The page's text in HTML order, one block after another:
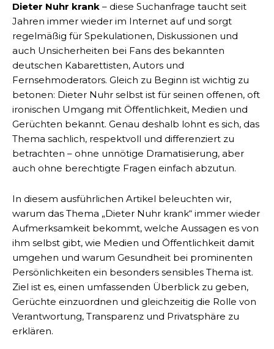
Dieter Nuhr krank – diese Suchanfrage taucht seit
Jahren immer wieder im Internet auf und sorgt
regelmäßig für Spekulationen, Diskussionen und
auch Unsicherheiten bei Fans des bekannten
deutschen Kabarettisten, Autors und
Fernsehmoderators. Gleich zu Beginn ist wichtig zu
betonen: Dieter Nuhr selbst ist für seinen offenen, oft
ironischen Umgang mit Öffentlichkeit, Medien und
Gerüchten bekannt. Genau deshalb lohnt es sich, das
Thema sachlich, respektvoll und differenziert zu
betrachten – ohne unnötige Dramatisierung, aber
auch ohne berechtigte Fragen einfach abzutun.
In diesem ausführlichen Artikel beleuchten wir,
warum das Thema „Dieter Nuhr krank“ immer wieder
Aufmerksamkeit bekommt, welche Aussagen es von
ihm selbst gibt, wie Medien und Öffentlichkeit damit
umgehen und warum Gesundheit bei prominenten
Persönlichkeiten ein besonders sensibles Thema ist.
Ziel ist es, einen umfassenden Überblick zu geben,
Gerüchte einzuordnen und gleichzeitig die Rolle von
Verantwortung, Transparenz und Privatsphäre zu
erklären.